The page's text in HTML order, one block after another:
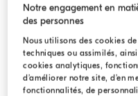
Notre engagement en
des personnes
Nous utilisons des cookies
techniques ou assimilés,
cookies analytiques,
d’améliorer notre site, d’en
fonctionnalités, de